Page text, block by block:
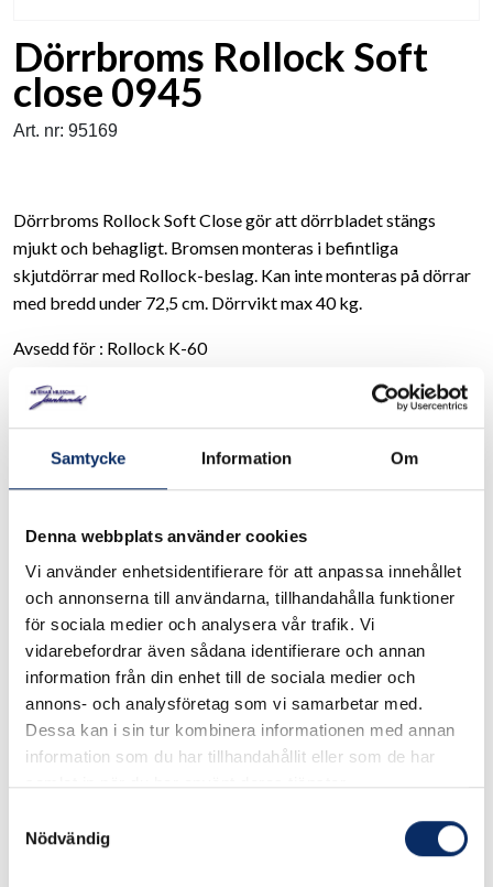
Samtycke Information Om
Denna webbplats använder cookies
Vi använder enhetsidentifierare för att anpassa innehållet
och annonserna till användarna, tillhandahålla funktioner
för sociala medier och analysera vår trafik. Vi
vidarebefordrar även sådana identifierare och annan
information från din enhet till de sociala medier och
annons- och analysföretag som vi samarbetar med.
Dessa kan i sin tur kombinera informationen med annan
information som du har tillhandahållit eller som de har
samlat in när du har använt deras tjänster.
Nödvändig
Dörrbroms Rollock Soft
close 0945
Art. nr: 95169
Dörrbroms Rollock Soft Close gör att dörrbladet stängs
mjukt och behagligt. Bromsen monteras i befintliga
skjutdörrar med Rollock-beslag. Kan inte monteras på dörrar
med bredd under 72,5 cm. Dörrvikt max 40 kg.
Avsedd för : Rollock K-60
Mjuk stängning
Antal
remove add
Rekommenderade produkter